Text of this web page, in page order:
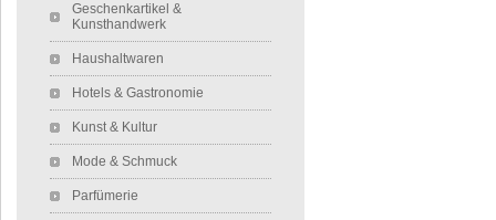
Geschenkartikel &
Kunsthandwerk
Haushaltwaren
Hotels & Gastronomie
Kunst & Kultur
Mode & Schmuck
Parfümerie